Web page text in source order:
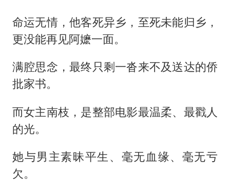
命运无情，他客死异乡，至死未能归乡，
更没能再见阿嬷一面。
满腔思念，最终只剩一沓来不及送达的侨
批家书。
而女主南枝，是整部电影最温柔、最戳人
的光。
她与男主素昧平生、毫无血缘、毫无亏
欠。